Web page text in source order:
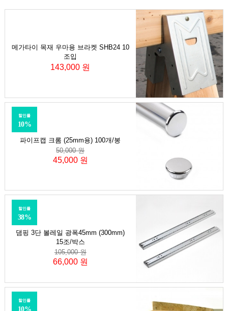
메가타이 목재 우마용 브라켓 SHB24 10
조입
143,000 원
파이프캡 크롬 (25mm용) 100개/봉
할인률
10%
50,000 원
45,000 원
댐핑 3단 볼레일 광폭45mm (300mm)
15조/박스
할인률
38%
105,000 원
66,000 원
할인률
10%